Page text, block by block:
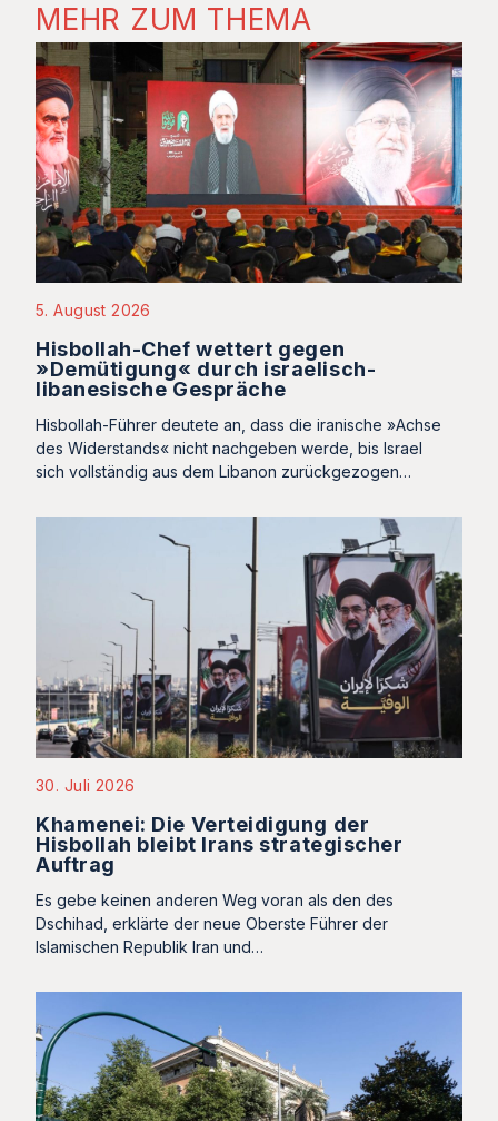
MEHR ZUM THEMA
5. August 2026
Hisbollah-Chef wettert gegen
»Demütigung« durch israelisch-
libanesische Gespräche
Hisbollah-Führer deutete an, dass die iranische »Achse
des Widerstands« nicht nachgeben werde, bis Israel
sich vollständig aus dem Libanon zurückgezogen…
30. Juli 2026
Khamenei: Die Verteidigung der
Hisbollah bleibt Irans strategischer
Auftrag
Es gebe keinen anderen Weg voran als den des
Dschihad, erklärte der neue Oberste Führer der
Islamischen Republik Iran und…